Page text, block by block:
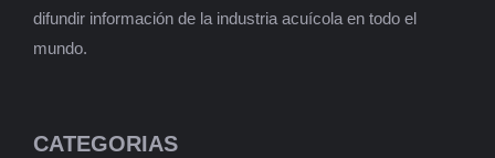
difundir información de la industria acuícola en todo el
mundo.
CATEGORIAS